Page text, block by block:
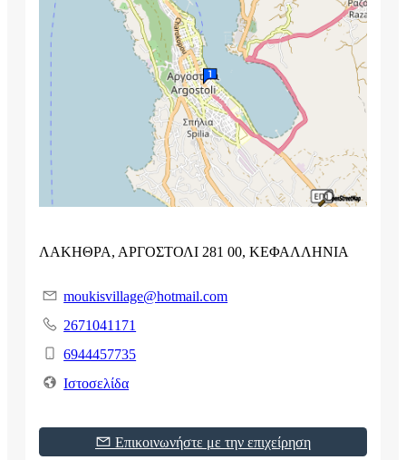
ΛΑΚΗΘΡΑ, ΑΡΓΟΣΤΟΛΙ 281 00, ΚΕΦΑΛΛΗΝΙΑ
moukisvillage@hotmail.com
2671041171
6944457735
Ιστοσελίδα
Επικοινωνήστε με την επιχείρηση